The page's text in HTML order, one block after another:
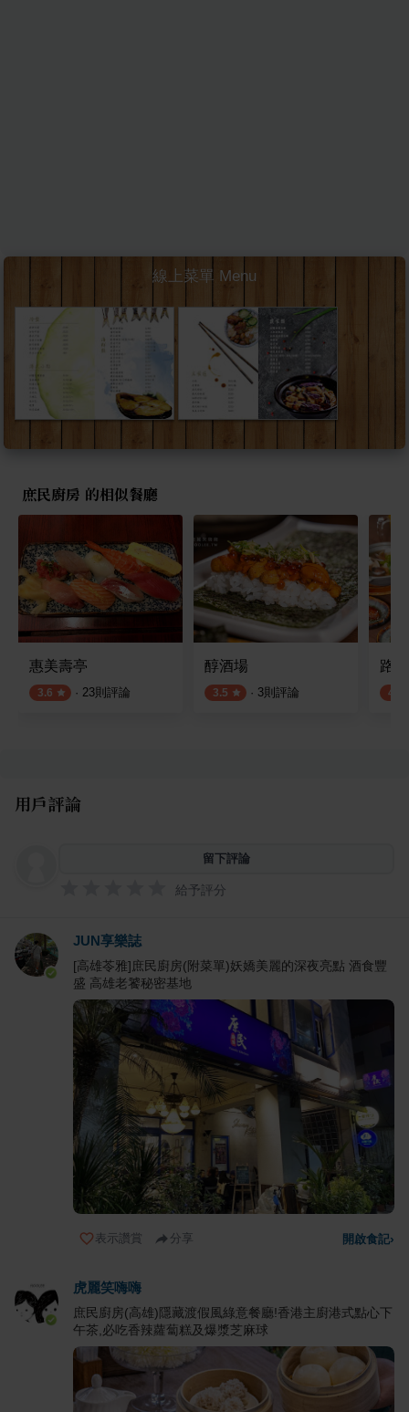
線上菜單 Menu
庶民廚房 的相似餐廳
惠美壽亭
3.6 · 23則評論
醇酒場
3.5 · 3則評論
路
4.2
用戶評論
留下評論
給予評分
JUN享樂誌
[高雄苓雅]庶民廚房(附菜單)妖嬌美麗的深夜亮點 酒食豐
盛 高雄老饕秘密基地
表示讚賞 分享 開啟食記›
虎麗笑嗨嗨
庶民廚房(高雄)隱藏渡假風綠意餐廳!香港主廚港式點心下
午茶,必吃香辣蘿蔔糕及爆漿芝麻球